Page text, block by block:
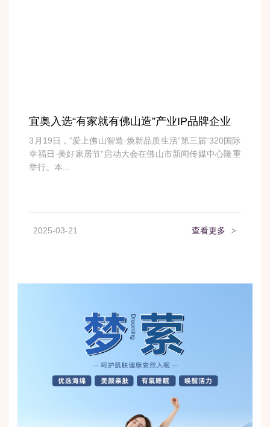
宜奥入选“有家就有佛山造”产业IP品牌企业
3月19日，“爱上佛山智造·焕新品质生活”第三届“320国际
幸福日·美好家居节”启动大会在佛山市新闻传媒中心隆重
举行。本...
2025-03-21 查看更多 >